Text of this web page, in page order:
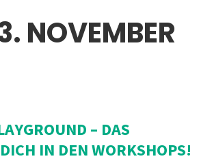
NOVEMBER
– DAS
IN DEN WORKSHOPS!